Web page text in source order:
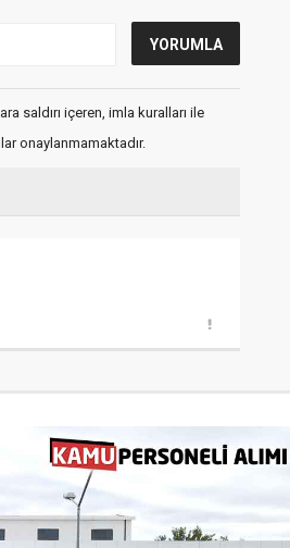
saldırı içeren, imla kuralları ile
onaylanmamaktadır.